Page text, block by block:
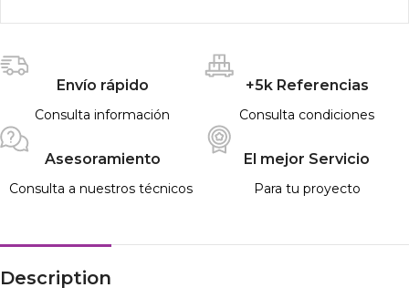
Envío rápido
Consulta información
+5k Referencias
Consulta condiciones
Asesoramiento
Consulta a nuestros técnicos
El mejor Servicio
Para tu proyecto
Description